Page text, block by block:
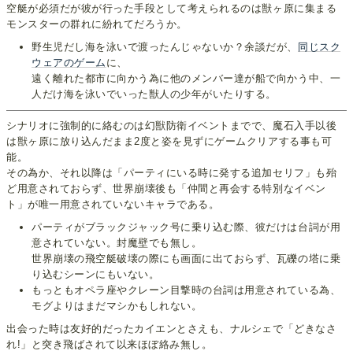
空艇が必須だが彼が行った手段として考えられるのは獣ヶ原に集まる
モンスターの群れに紛れてだろうか。
野生児だし海を泳いで渡ったんじゃないか？余談だが、
同じスク
ウェアのゲーム に、
遠く離れた都市に向かう為に他のメンバー達が船で向かう中、一
人だけ海を泳いでいった獣人の少年がいたりする。
シナリオに強制的に絡むのは幻獣防衛イベントまでで、魔石入手以後
は獣ヶ原に放り込んだまま2度と姿を見ずにゲームクリアする事も可
能。
その為か、それ以降は「パーティにいる時に発する追加セリフ」も殆
ど用意されておらず、世界崩壊後も「仲間と再会する特別なイベン
ト」が唯一用意されていないキャラである。
パーティがブラックジャック号に乗り込む際、彼だけは台詞が用
意されていない。封魔壁でも無し。
世界崩壊の飛空艇破壊の際にも画面に出ておらず、瓦礫の塔に乗
り込むシーンにもいない。
もっともオペラ座やクレーン目撃時の台詞は用意されている為、
モグよりはまだマシかもしれない。
出会った時は友好的だったカイエンとさえも、ナルシェで「どきなさ
れ!」と突き飛ばされて以来ほぼ絡み無し。